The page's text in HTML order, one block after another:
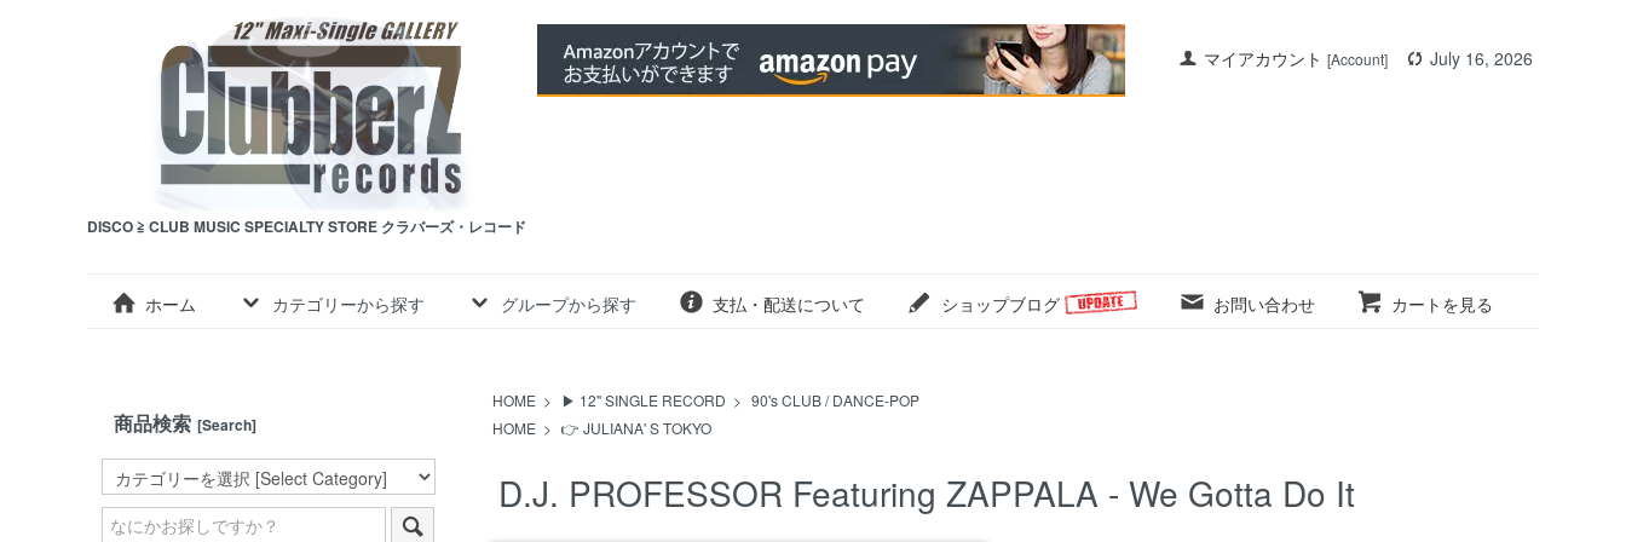
マイアカウント [Account] July 16, 2026
DISCO ≧ CLUB MUSIC SPECIALTY STORE クラバーズ・レコード
ホーム カテゴリーから探す グループから探す 支払・配送について ショップブログ お問い合わせ カートを見る
HOME > ▶ 12" SINGLE RECORD > 90's CLUB / DANCE-POP
HOME > 👉 JULIANA' S TOKYO
D.J. PROFESSOR Featuring ZAPPALA - We Gotta Do It
商品検索 [Search]